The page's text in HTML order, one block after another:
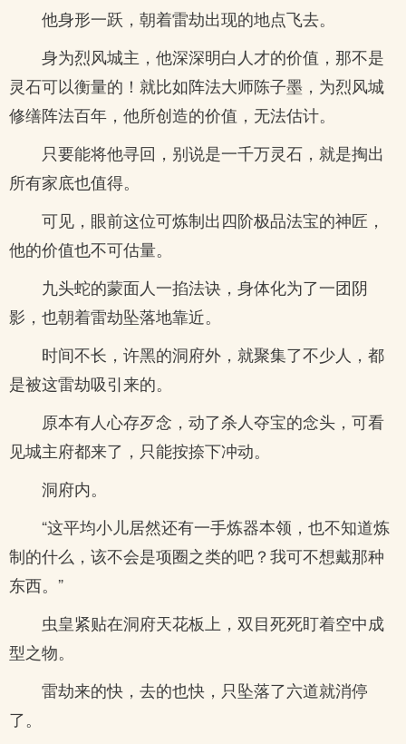
他身形一跃，朝着雷劫出现的地点飞去。
身为烈风城主，他深深明白人才的价值，那不是
灵石可以衡量的！就比如阵法大师陈子墨，为烈风城
修缮阵法百年，他所创造的价值，无法估计。
只要能将他寻回，别说是一千万灵石，就是掏出
所有家底也值得。
可见，眼前这位可炼制出四阶极品法宝的神匠，
他的价值也不可估量。
九头蛇的蒙面人一掐法诀，身体化为了一团阴
影，也朝着雷劫坠落地靠近。
时间不长，许黑的洞府外，就聚集了不少人，都
是被这雷劫吸引来的。
原本有人心存歹念，动了杀人夺宝的念头，可看
见城主府都来了，只能按捺下冲动。
洞府内。
“这平均小儿居然还有一手炼器本领，也不知道炼
制的什么，该不会是项圈之类的吧？我可不想戴那种
东西。”
虫皇紧贴在洞府天花板上，双目死死盯着空中成
型之物。
雷劫来的快，去的也快，只坠落了六道就消停
了。